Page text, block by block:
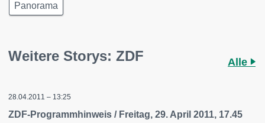
Panorama
Weitere Storys: ZDF Alle
28.04.2011 – 13:25
ZDF-Programmhinweis / Freitag, 29. April 2011, 17.45